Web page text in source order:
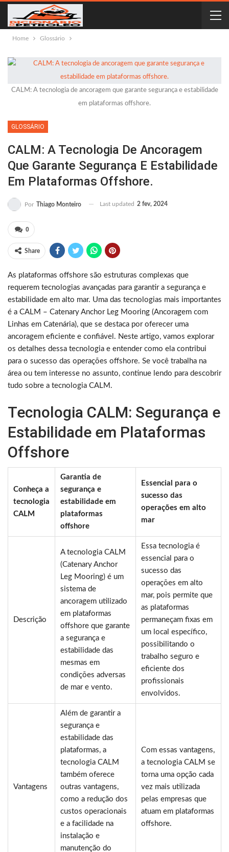
Home Glossário
CALM: A tecnologia de ancoragem que garante segurança e estabilidade
em plataformas offshore.
GLOSSÁRIO
CALM: A Tecnologia De Ancoragem
Que Garante Segurança E Estabilidade
Em Plataformas Offshore.
Por Thiago Monteiro Last updated 2 fev, 2024
0
Share
As plataformas offshore são estruturas complexas que
requerem tecnologias avançadas para garantir a segurança e
estabilidade em alto mar. Uma das tecnologias mais importantes
é a CALM – Catenary Anchor Leg Mooring (Ancoragem com
Linhas em Catenária), que se destaca por oferecer uma
ancoragem eficiente e confiável. Neste artigo, vamos explorar
os detalhes dessa tecnologia e entender como ela contribui
para o sucesso das operações offshore. Se você trabalha na
área ou tem interesse no assunto, continue lendo para descobrir
tudo sobre a tecnologia CALM.
Tecnologia CALM: Segurança e
Estabilidade em Plataformas
Offshore
Conheça a
tecnologia
CALM
Garantia de
segurança e
estabilidade em
plataformas
offshore
Essencial para o
sucesso das
operações em alto
mar
Descrição
A tecnologia CALM
(Catenary Anchor
Leg Mooring) é um
sistema de
ancoragem utilizado
em plataformas
offshore que garante
a segurança e
estabilidade das
mesmas em
condições adversas
de mar e vento.
Essa tecnologia é
essencial para o
sucesso das
operações em alto
mar, pois permite que
as plataformas
permaneçam fixas em
um local específico,
possibilitando o
trabalho seguro e
eficiente dos
profissionais
envolvidos.
Vantagens
Além de garantir a
segurança e
estabilidade das
plataformas, a
tecnologia CALM
também oferece
outras vantagens,
como a redução dos
custos operacionais
e a facilidade na
instalação e
manutenção do
Com essas vantagens,
a tecnologia CALM se
torna uma opção cada
vez mais utilizada
pelas empresas que
atuam em plataformas
offshore.